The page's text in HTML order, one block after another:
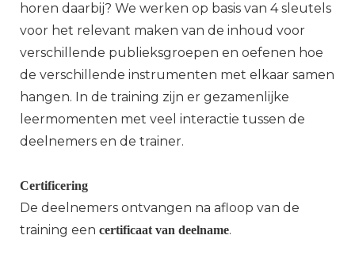
horen daarbij? We werken op basis van 4 sleutels
voor het relevant maken van de inhoud voor
verschillende publieksgroepen en oefenen hoe
de verschillende instrumenten met elkaar samen
hangen. In de training zijn er gezamenlijke
leermomenten met veel interactie tussen de
deelnemers en de trainer.
Certificering
De deelnemers ontvangen na afloop van de
training een certificaat van deelname.